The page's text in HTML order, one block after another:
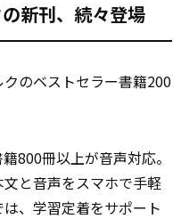
新刊、続々登場
のベストセラー書籍200
800冊以上が音声対応。
文と音声をスマホで手軽
、学習定着をサポート